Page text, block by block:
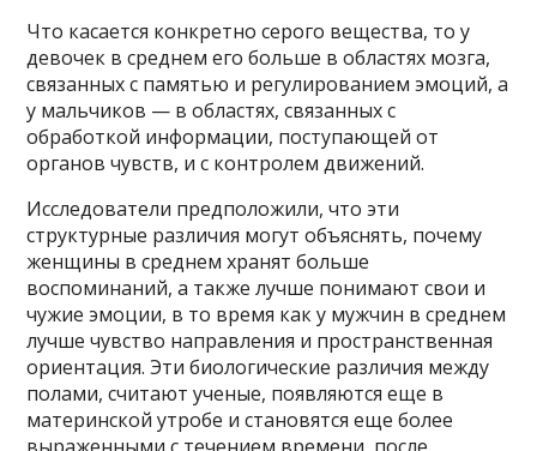
Что касается конкретно серого вещества, то у
девочек в среднем его больше в областях мозга,
связанных с памятью и регулированием эмоций, а
у мальчиков — в областях, связанных с
обработкой информации, поступающей от
органов чувств, и с контролем движений.
Исследователи предположили, что эти
структурные различия могут объяснять, почему
женщины в среднем хранят больше
воспоминаний, а также лучше понимают свои и
чужие эмоции, в то время как у мужчин в среднем
лучше чувство направления и пространственная
ориентация. Эти биологические различия между
полами, считают ученые, появляются еще в
материнской утробе и становятся еще более